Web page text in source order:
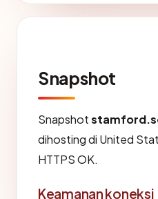
Snapshot
Snapshot
dihosting di United
HTTPS OK.
Keamanan koneksi